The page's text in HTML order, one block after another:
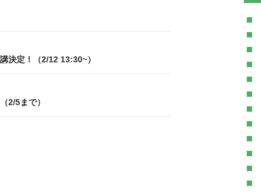
決定！（2/12 13:30~）
2/5まで）